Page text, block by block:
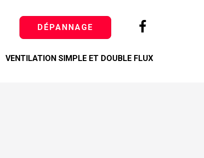
DÉPANNAGE
VENTILATION SIMPLE ET DOUBLE FLUX